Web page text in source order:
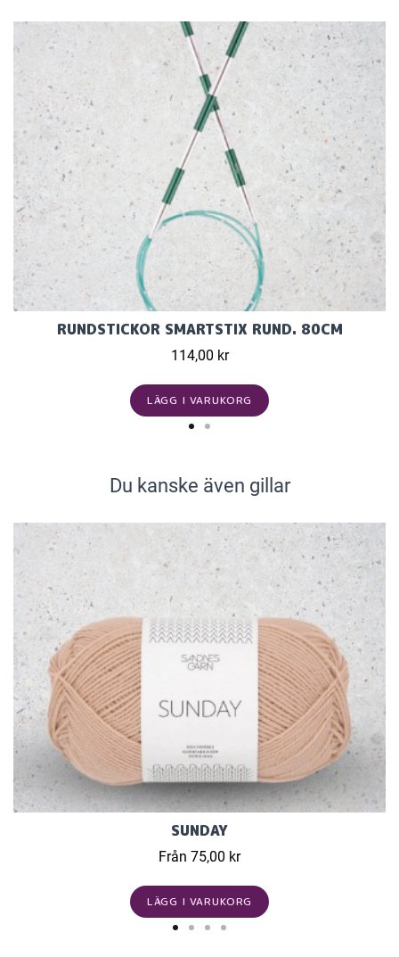
RUNDSTICKOR SMARTSTIX RUND. 80CM
114,00 kr
LÄGG I VARUKORG
Du kanske även gillar
SUNDAY
Från 75,00 kr
LÄGG I VARUKORG